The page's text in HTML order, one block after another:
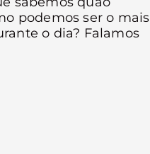
podemos ser o mais
o dia? Falamos